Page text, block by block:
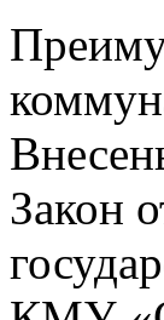
Закон